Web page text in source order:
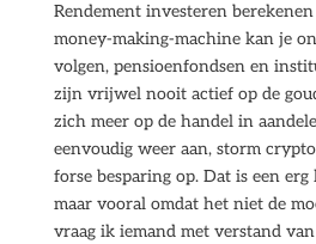
Rendement investeren
money-making-machine kan je
volgen, pensioenfondsen en
zijn vrijwel nooit actief op de
zich meer op de handel in
eenvoudig weer aan, storm
forse besparing op. Dat is een erg
maar vooral omdat het niet de
vraag ik iemand met verstand